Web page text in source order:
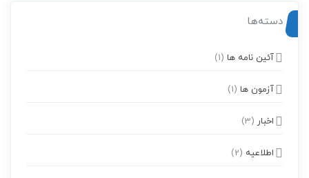
دسته‌ها
آئین نامه ها(1)
آزمون ها(1)
اخبار (3)
اطلاعیه (2)